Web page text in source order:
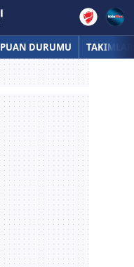
PUAN DURUMU TAKIMLAR